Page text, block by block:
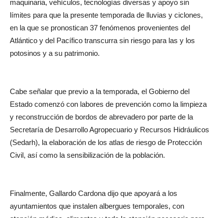
maquinaria, vehículos, tecnologías diversas y apoyo sin
límites para que la presente temporada de lluvias y ciclones,
en la que se pronostican 37 fenómenos provenientes del
Atlántico y del Pacífico transcurra sin riesgo para las y los
potosinos y a su patrimonio.
Cabe señalar que previo a la temporada, el Gobierno del
Estado comenzó con labores de prevención como la limpieza
y reconstrucción de bordos de abrevadero por parte de la
Secretaría de Desarrollo Agropecuario y Recursos Hidráulicos
(Sedarh), la elaboración de los atlas de riesgo de Protección
Civil, así como la sensibilización de la población.
Finalmente, Gallardo Cardona dijo que apoyará a los
ayuntamientos que instalen albergues temporales, con